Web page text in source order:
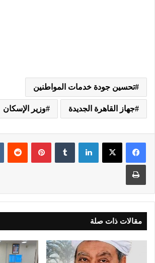
تحسين جودة خدمات المواطنين
جهاز القاهرة الجديدة وزير الإسكان
لينكدإن بينتيريست
مقالات ذات صلة